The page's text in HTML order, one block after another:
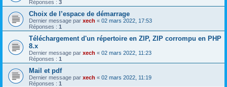
Réponses : 3
Choix de l’espace de démarrage
Dernier message par xech « 02 mars 2022, 17:53
Réponses : 1
Téléchargement d'un répertoire en ZIP, ZIP corrompu en PHP
8.x
Dernier message par xech « 02 mars 2022, 11:23
Réponses : 1
Mail et pdf
Dernier message par xech « 02 mars 2022, 11:19
Réponses : 1